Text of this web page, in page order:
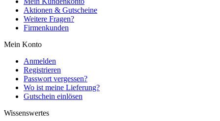
Aktionen & Gutscheine
Weitere Fragen?
Firmenkunden
Mein Konto
Anmelden
Registrieren
Passwort vergessen?
Wo ist meine Lieferung?
Gutschein einlösen
Wissenswertes